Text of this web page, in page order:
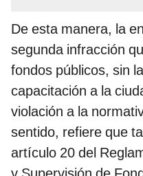
De esta manera, la
segunda infracción
fondos públicos, sin
capacitación a la
violación a la
sentido, refiere que
artículo 20 del